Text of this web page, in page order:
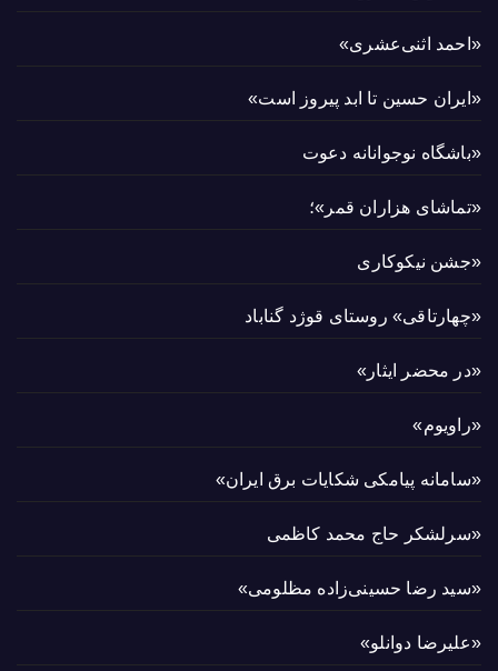
«احمد اثنی‌عشری»
«ایران حسین تا ابد پیروز است»
«باشگاه نوجوانانه دعوت
«تماشای هزاران قمر»؛
«جشن نیکوکاری
«چهارتاقی» روستای قوژد گناباد
«در محضر ایثار»
«راویوم»
«سامانه پیامکی شکایات برق ایران»
«سرلشکر حاج محمد کاظمی
«سید رضا حسینی‌زاده مظلومی»
«علیرضا دوانلو»